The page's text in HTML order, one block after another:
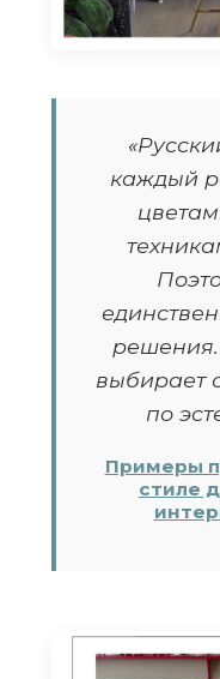
каждый
выбирает
по
Примеры
стиле